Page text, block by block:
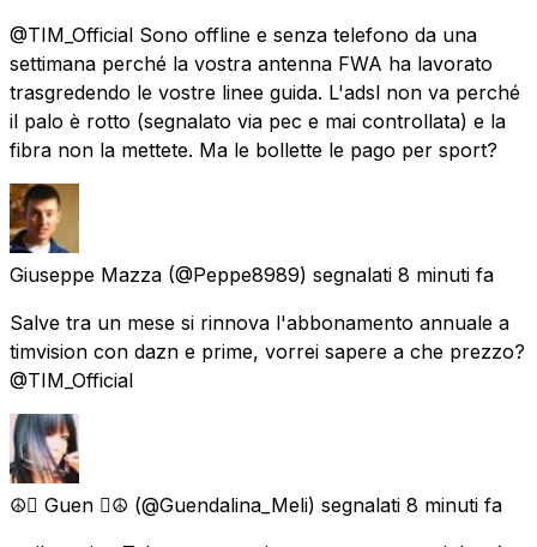
@TIM_Official Sono offline e senza telefono da una
settimana perché la vostra antenna FWA ha lavorato
trasgredendo le vostre linee guida. L'adsl non va perché
il palo è rotto (segnalato via pec e mai controllata) e la
fibra non la mettete. Ma le bollette le pago per sport?
Giuseppe Mazza (@Peppe8989) segnalati 8 minuti fa
Salve tra un mese si rinnova l'abbonamento annuale a
timvision con dazn e prime, vorrei sapere a che prezzo?
@TIM_Official
☮️ Guen ☮️ (@Guendalina_Meli) segnalati 8 minuti fa